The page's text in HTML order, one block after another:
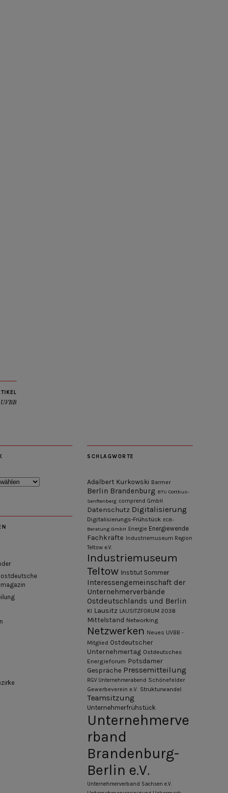
ostdeutsche
SCHLAGWORTE
Adalbert Kurkowski Barmer
Berlin Brandenburg BTU Cottbus-
Senftenberg comprend GmbH
Datenschutz Digitalisierung
Digitalisierungs-Frühstück ECB-
Beratung GmbH Energie Energiewende
Fachkräfte Industriemuseum Region
Teltow e.V.
Industriemuseum
Teltow Institut Sommer
Interessengemeinschaft der
Unternehmerverbände
Ostdeutschlands und Berlin
KI Lausitz LAUSITZFORUM 2038
Mittelstand Networking
Netzwerken Neues UVBB -
Mitglied Ostdeutscher
Unternehmertag Ostdeutsches
Energieforum Potsdamer
Gespräche Pressemitteilung
RGV Unternehmerabend Schönefelder
Gewerbeverein e.V. Strukturwandel
Teamsitzung
Unternehmerfrühstück
Unternehmerve
rband
Brandenburg-
Berlin e.V.
Unternehmerverband Sachsen e.V.